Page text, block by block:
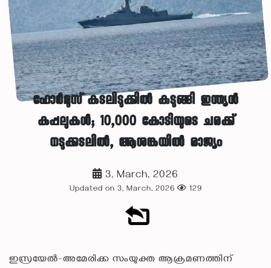
ഹോർമുസ് കടലിടുക്കിൽ കുടുങ്ങി ഇന്ത്യൻ
കപ്പലുകൾ; 10,000 കോടിയുടെ ചരക്ക്
നടുക്കടലിൽ, ആശങ്കയിൽ രാജ്യം
3, March, 2026
Updated on 3, March, 2026 129
ഇസ്രയേൽ-അമേരിക്ക സംയുക്ത ആക്രമണത്തിന്